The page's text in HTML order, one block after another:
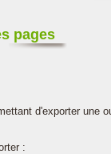
pages
d'exporter une
: